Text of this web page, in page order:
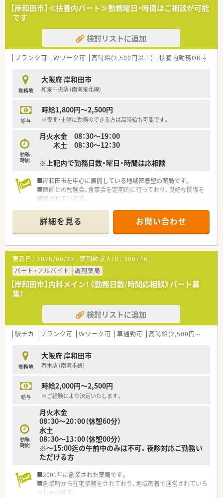
【岸和田市】≪扶養内パート≫勤務曜日・時間はご相談が可能
です
検討リストに追加
ブランク可 Ｗワーク可 高時給(2,500円以上) 扶養内勤務OK
勤務地
大阪府 岸和田市
和泉中央駅 (南海泉北線)
給与
時給1,800円～2,500円
※夜間・土曜に勤務のできる方は高時給も可能です。
勤務
時間
月火水金 08：30～19：00
木土 08：30～12：30
※上記内で勤務日数・曜日・時間は応相談
■岸和田市を中心に展開している地域密着型の薬局です。
■医師との勉強会、食事会を定期的に行っており、良好な関係を
構築されています。
だけます。
■独立開業支援も行っていらっしゃいます。
詳細を見る お問い合わせ
更新日： 2026/06/22 薬剤師求人ID： 300746
パート・アルバイト
調剤薬局
【岸和田市】内科メイン！《勤務日数/時間応相談》パート募
集！
検討リストに追加
駅チカ ブランク可 Ｗワーク可 車通勤可 高時給(2,500円以上)
勤務地
大阪府 岸和田市
春木駅 (南海本線)
給与
時給2,000円～2,500円
※ご経験により決定いたします。
勤務
時間
月火木金
08：30～20：00（休憩60分）
水土
08：30～13：00（休憩00分）
※～15:00迄の午前中のみは不可。夜診対応ご勤務い
ただける方
■2001年に創業された薬局です。
■創業時から在宅業務をされており、地域密着で運営されていら
っしゃいます。